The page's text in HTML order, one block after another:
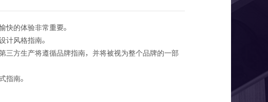
南
快的体验非常重要。
计风格指南。
三方生产将遵循品牌指南，并将被视为整个品牌的一部
指南。